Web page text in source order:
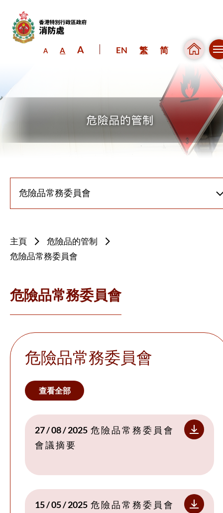
A A A EN 繁 简
主頁
危險品的管制
危險品常務委員會
危險品常務委員會
危險品常務委員會
查看全部
27 / 08 / 2025 危 險 品 常 務 委 員 會
會 議 摘 要
15 / 05 / 2025 危 險 品 常 務 委 員 會